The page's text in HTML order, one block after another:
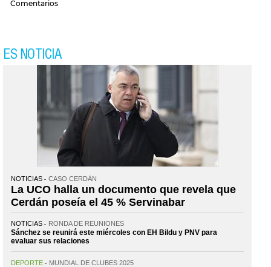
Comentarios
ES NOTICIA
NOTICIAS CASO CERDÁN
La UCO halla un documento que revela que
Cerdán poseía el 45 % Servinabar
NOTICIAS RONDA DE REUNIONES
Sánchez se reunirá este miércoles con EH Bildu y PNV para
evaluar sus relaciones
DEPORTE MUNDIAL DE CLUBES 2025